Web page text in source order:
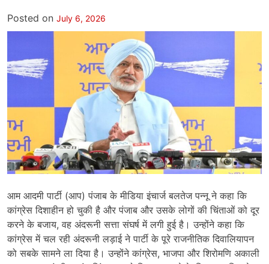
Posted on July 6, 2026
आम आदमी पार्टी (आप) पंजाब के मीडिया इंचार्ज बलतेज पन्नू ने कहा कि
कांग्रेस दिशाहीन हो चुकी है और पंजाब और उसके लोगों की चिंताओं को दूर
करने के बजाय, वह अंदरूनी सत्ता संघर्ष में लगी हुई है। उन्होंने कहा कि
कांग्रेस में चल रही अंदरूनी लड़ाई ने पार्टी के पूरे राजनीतिक दिवालियापन
को सबके सामने ला दिया है। उन्होंने कांग्रेस, भाजपा और शिरोमणि अकाली